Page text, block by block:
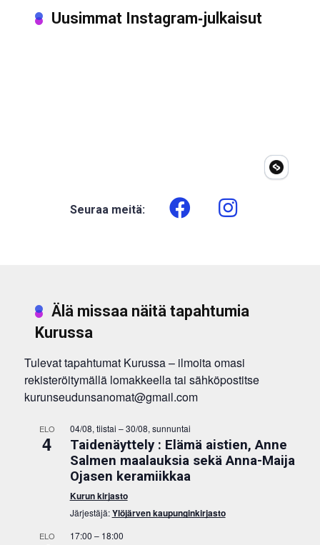
Uusimmat Instagram‑julkaisut
Seuraa meitä:
Älä missaa näitä tapahtumia
Kurussa
Tulevat tapahtumat Kurussa – ilmoita omasi
rekisteröitymällä lomakkeella tai sähköpostitse
kurunseudunsanomat@gmail.com
ELO
4
04/08, tiistai –30/08, sunnuntai
Taidenäyttely : Elämä aistien, Anne
Salmen maalauksia sekä Anna-Maija
Ojasen keramiikkaa
Kurun kirjasto
Järjestäjä:Ylöjärven kaupunginkirjasto
ELO 17:00 – 18:00